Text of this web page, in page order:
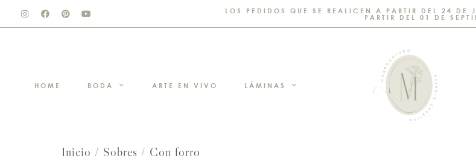
LOS PEDIDOS QUE SE REALICEN A PARTIR DEL 24 DE
PARTIR DEL 01 DE
HOME BODA ARTE EN VIVO LÁMINAS
Inicio / Sobres / Con forro